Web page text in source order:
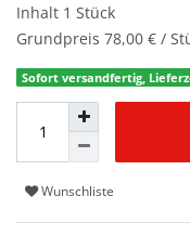
Inhalt 1 Stück
Grundpreis 78,00 € /
Sofort versandfertig,
Wunschliste